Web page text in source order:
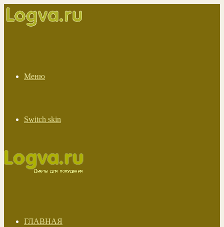
Меню
Switch skin
ГЛАВНАЯ